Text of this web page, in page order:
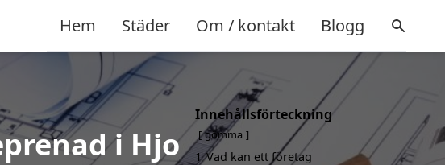
Hem Städer Om / kontakt Blogg
i Hjo
Innehållsförteckning
gömma
1 Vad kan ett företag